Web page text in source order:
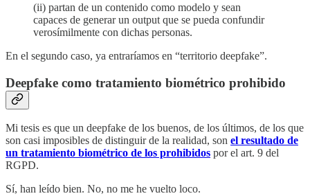
(ii) partan de un contenido como modelo y sean
capaces de generar un output que se pueda confundir
verosímilmente con dichas personas.
En el segundo caso, ya entraríamos en “territorio deepfake”.
Deepfake como tratamiento biométrico prohibido
Mi tesis es que un deepfake de los buenos, de los últimos, de los que
son casi imposibles de distinguir de la realidad, son el resultado de
un tratamiento biométrico de los prohibidos por el art. 9 del
RGPD.
Sí, han leído bien. No, no me he vuelto loco.